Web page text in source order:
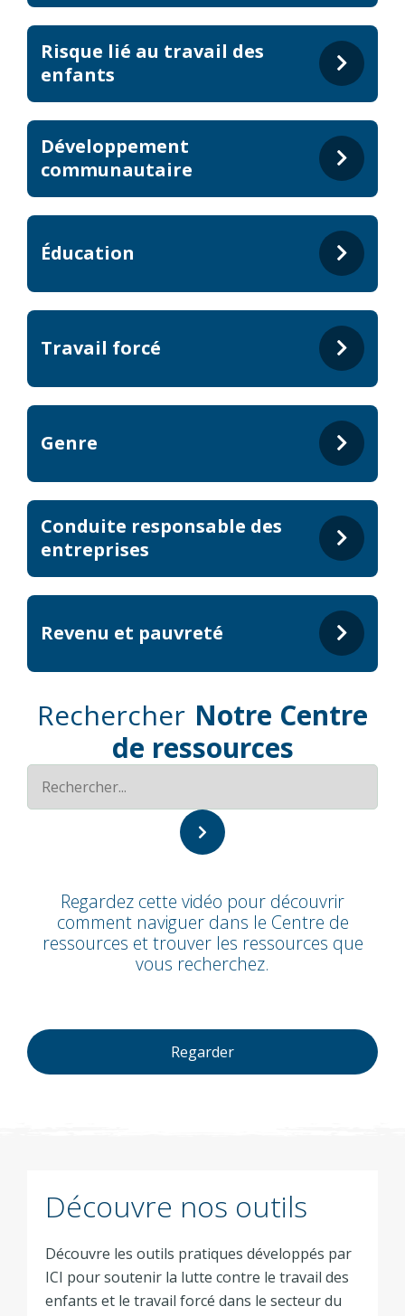
Risque lié au travail des
enfants
Développement
communautaire
Éducation
Travail forcé
Genre
Conduite responsable des
entreprises
Revenu et pauvreté
Rechercher Notre Centre
de ressources
Regardez cette vidéo pour découvrir
comment naviguer dans le Centre de
ressources et trouver les ressources que
vous recherchez.
Regarder
Découvre nos outils
Découvre les outils pratiques développés par
ICI pour soutenir la lutte contre le travail des
enfants et le travail forcé dans le secteur du